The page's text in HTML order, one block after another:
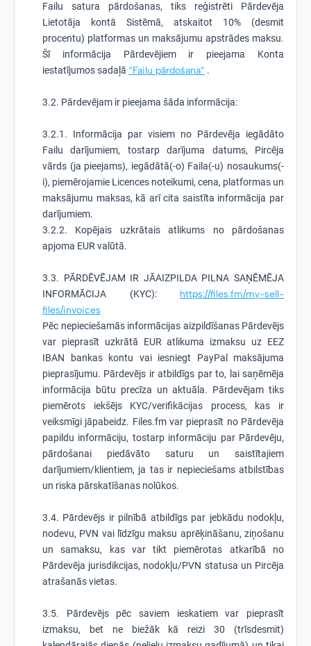
Failu satura pārdošanas, tiks reģistrēti Pārdevēja
Lietotāja kontā Sistēmā, atskaitot 10% (desmit
procentu) platformas un maksājumu apstrādes maksu.
Šī informācija Pārdevējiem ir pieejama Konta
iestatījumos sadaļā “Failu pārdošana” .
3.2. Pārdevējam ir pieejama šāda informācija:
3.2.1. Informācija par visiem no Pārdevēja iegādāto
Failu darījumiem, tostarp darījuma datums, Pircēja
vārds (ja pieejams), iegādātā(-o) Faila(-u) nosaukums(-
i), piemērojamie Licences noteikumi, cena, platformas un
maksājumu maksas, kā arī cita saistīta informācija par
darījumiem.
3.2.2. Kopējais uzkrātais atlikums no pārdošanas
apjoma EUR valūtā.
3.3. PĀRDĒVĒJAM IR JĀAIZPILDA PILNA SAŅĒMĒJA
INFORMĀCIJA (KYC): https://files.fm/my-sell-
files/invoices
Pēc nepieciešamās informācijas aizpildīšanas Pārdevējs
var pieprasīt uzkrātā EUR atlikuma izmaksu uz EEZ
IBAN bankas kontu vai iesniegt PayPal maksājuma
pieprasījumu. Pārdevējs ir atbildīgs par to, lai saņēmēja
informācija būtu precīza un aktuāla. Pārdevējam tiks
piemērots iekšējs KYC/verifikācijas process, kas ir
veiksmīgi jāpabeidz. Files.fm var pieprasīt no Pārdevēja
papildu informāciju, tostarp informāciju par Pārdevēju,
pārdošanai piedāvāto saturu un saistītajiem
darījumiem/klientiem, ja tas ir nepieciešams atbilstības
un riska pārskatīšanas nolūkos.
3.4. Pārdevējs ir pilnībā atbildīgs par jebkādu nodokļu,
nodevu, PVN vai līdzīgu maksu aprēķināšanu, ziņošanu
un samaksu, kas var tikt piemērotas atkarībā no
Pārdevēja jurisdikcijas, nodokļu/PVN statusa un Pircēja
atrašanās vietas.
3.5. Pārdevējs pēc saviem ieskatiem var pieprasīt
izmaksu, bet ne biežāk kā reizi 30 (trīsdesmit)